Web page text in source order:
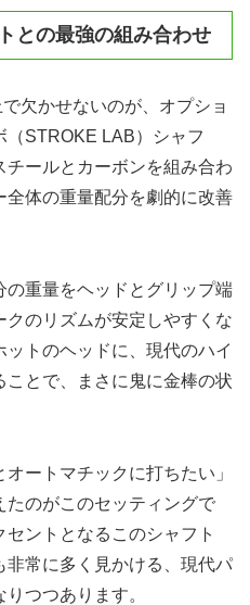
との最強の組み合わせ
欠かせないのが、オプショ
（STROKE LAB）シャフ
チールとカーボンを組み合わ
体の重量配分を劇的に改善
の重量をヘッドとグリップ端
のリズムが安定しやすくな
トのヘッドに、現代のハイ
とで、まさに鬼に金棒の状
ートマチックに打ちたい」
たのがこのセッティングで
ントとなるこのシャフト
常に多く見かける、現代パ
つつあります。